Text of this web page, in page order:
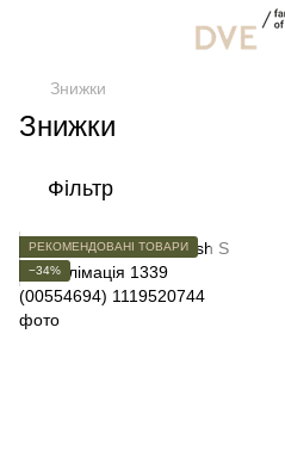
Знижки
Знижки
Фільтр
РЕКОМЕНДОВАНІ ТОВАРИ
−34%